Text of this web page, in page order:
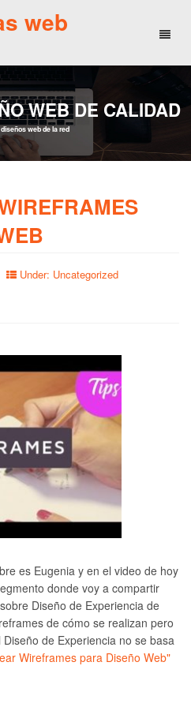
web
WEB DE CALIDAD
web de la red
Under: Uncategorized
es Eugenia y en el video de hoy
donde voy a compartir
Diseño de Experiencia de
de cómo se realizan pero
de Experiencia no se basa
Wireframes para Diseño Web"